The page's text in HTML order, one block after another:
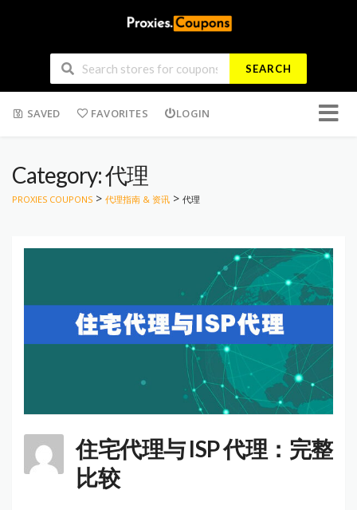
SEARCH
to
SAVED FAVORITES LOGIN
Category: 代理
PROXIES COUPONS > 代理指南 & 资讯 > 代理
住宅代理与 ISP 代理：完整
比较